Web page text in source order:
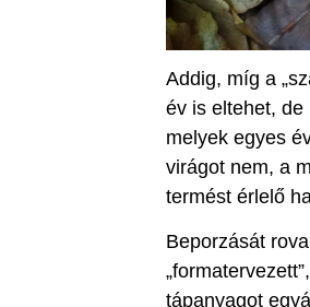
Addig, míg a
év is eltehet, de
melyek egyes
virágot nem, a
termést érlelő
Beporzását
tápanyagot